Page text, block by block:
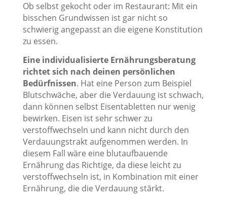
Ob selbst gekocht oder im Restaurant: Mit ein
bisschen Grundwissen ist gar nicht so
schwierig angepasst an die eigene Konstitution
zu essen.
Eine individualisierte Ernährungsberatung
richtet sich nach deinen persönlichen
Bedürfnissen. Hat eine Person zum Beispiel
Blutschwäche, aber die Verdauung ist schwach,
dann können selbst Eisentabletten nur wenig
bewirken. Eisen ist sehr schwer zu
verstoffwechseln und kann nicht durch den
Verdauungstrakt aufgenommen werden. In
diesem Fall wäre eine blutaufbauende
Ernährung das Richtige, da diese leicht zu
verstoffwechseln ist, in Kombination mit einer
Ernährung, die die Verdauung stärkt.